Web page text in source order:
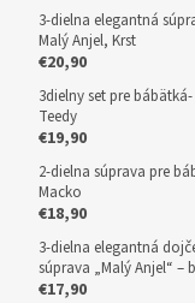
3-dielna elegantná
Malý Anjel, Krst
€20,90
3dielny set pre bábätká-
Teedy
€19,90
2-dielna súprava pre
Macko
€18,90
3-dielna elegantná
súprava „Malý Anjel“ –
€17,90